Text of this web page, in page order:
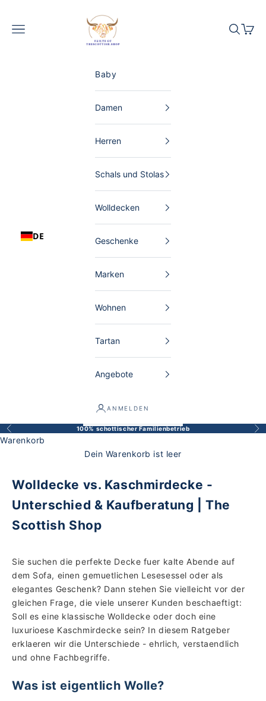
The Scottish Shop Deutschland
DE
Menü Suchen
Baby
Damen
Herren
Schals und Stolas
Wolldecken
Geschenke
Marken
Wohnen
Tartan
Angebote
ANMELDEN
Zurück 100% schottischer Familienbetrieb Vor
Warenkorb
Dein Warenkorb ist leer
Wolldecke vs. Kaschmirdecke -
Unterschied & Kaufberatung | The
Scottish Shop
Sie suchen die perfekte Decke fuer kalte Abende auf
dem Sofa, einen gemuetlichen Lesesessel oder als
elegantes Geschenk? Dann stehen Sie vielleicht vor der
gleichen Frage, die viele unserer Kunden beschaeftigt:
Soll es eine klassische Wolldecke oder doch eine
luxurioese Kaschmirdecke sein? In diesem Ratgeber
erklaeren wir die Unterschiede - ehrlich, verstaendlich
und ohne Fachbegriffe.
Was ist eigentlich Wolle?